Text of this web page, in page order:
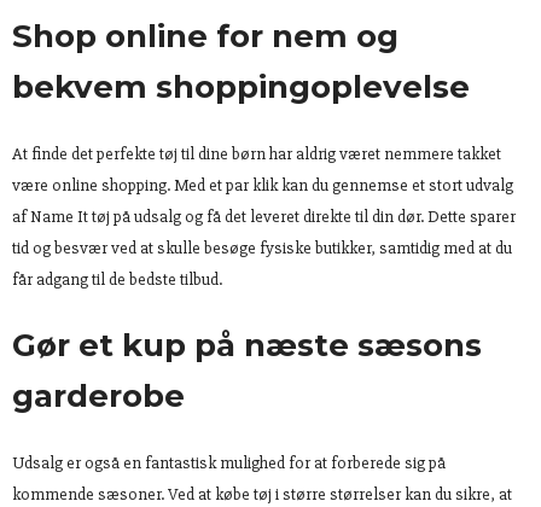
Shop online for nem og
bekvem shoppingoplevelse
At finde det perfekte tøj til dine børn har aldrig været nemmere takket
være online shopping. Med et par klik kan du gennemse et stort udvalg
af Name It tøj på udsalg og få det leveret direkte til din dør. Dette sparer
tid og besvær ved at skulle besøge fysiske butikker, samtidig med at du
får adgang til de bedste tilbud.
Gør et kup på næste sæsons
garderobe
Udsalg er også en fantastisk mulighed for at forberede sig på
kommende sæsoner. Ved at købe tøj i større størrelser kan du sikre, at